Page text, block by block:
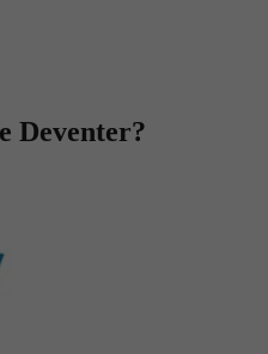
Deventer?